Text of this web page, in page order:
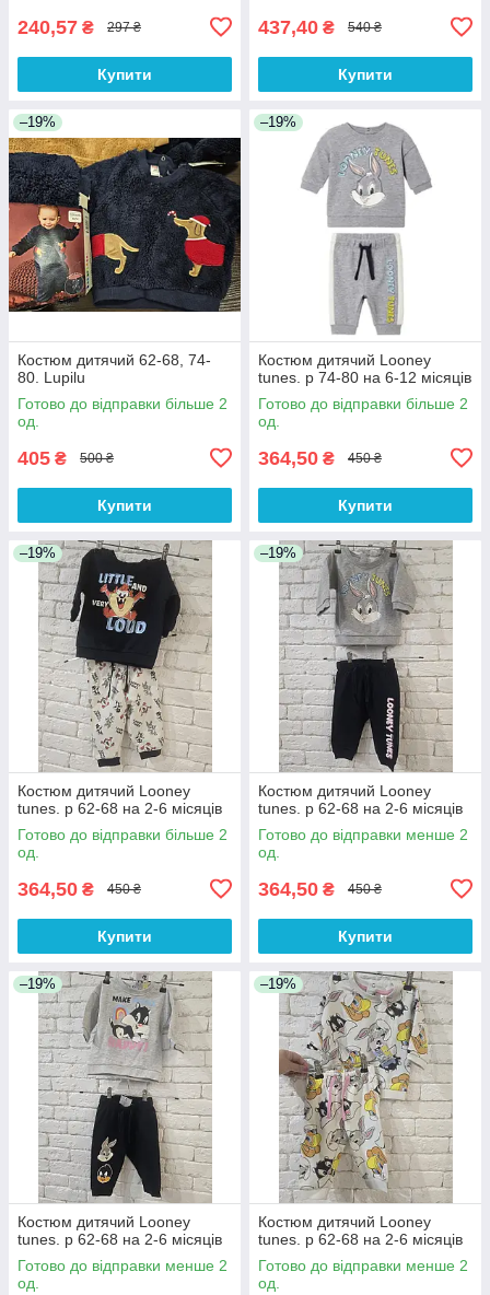
240,57 ₴ 297 ₴
Купити
437,40 ₴ 540 ₴
Купити
–19%
Костюм дитячий 62-68, 74-
80. Lupilu
Готово до відправки більше 2
од.
405 ₴ 500 ₴
Купити
–19%
Костюм дитячий Looney
tunes. р 74-80 на 6-12 місяців
Готово до відправки більше 2
од.
364,50 ₴ 450 ₴
Купити
–19%
Костюм дитячий Looney
tunes. р 62-68 на 2-6 місяців
Готово до відправки більше 2
од.
364,50 ₴ 450 ₴
Купити
–19%
Костюм дитячий Looney
tunes. р 62-68 на 2-6 місяців
Готово до відправки менше 2
од.
364,50 ₴ 450 ₴
Купити
–19%
Костюм дитячий Looney
tunes. р 62-68 на 2-6 місяців
Готово до відправки менше 2
од.
–19%
Костюм дитячий Looney
tunes. р 62-68 на 2-6 місяців
Готово до відправки менше 2
од.